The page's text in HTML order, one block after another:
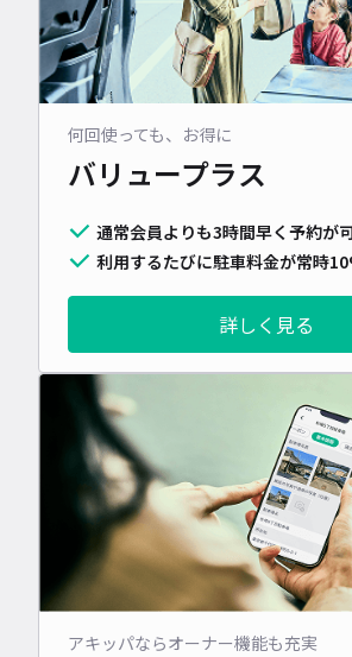
何回使っても、お得に
バリュープラス
通常会員よりも3時間早く予約が
利用するたびに駐車料金が常時
詳しく見る
アキッパならオーナー機能も充実